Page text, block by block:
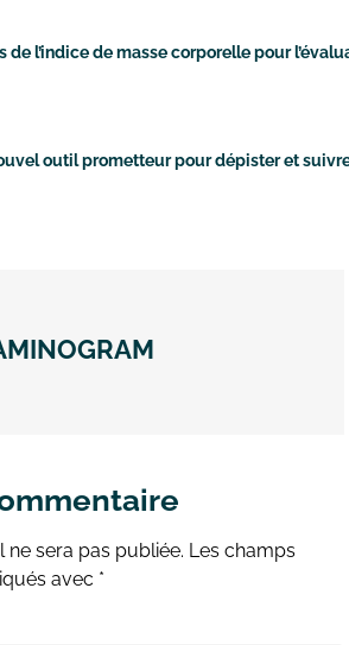
de l’indice de masse corporelle pour
outil prometteur pour dépister et
sera pas publiée. Les champs
avec *